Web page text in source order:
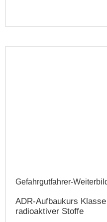
Gefahrgutfahrer-
ADR-Aufbaukurs
radioaktiver Stoffe